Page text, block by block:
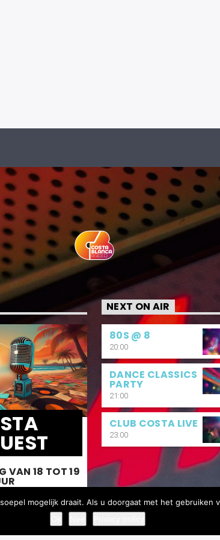
VAN 18 TOT 19
tot 19 uur bepaal
NEXT ON AIR
80S @ 8
20:00
DANCE CLASSICS
PARTY
21:00
CLUB COSTA LIVE
23:00
mogelijk draait. Als u doorgaat met het